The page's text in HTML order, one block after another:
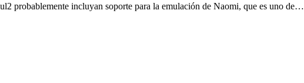
probablemente incluyan soporte para la emulación de Naomi, que es uno de…